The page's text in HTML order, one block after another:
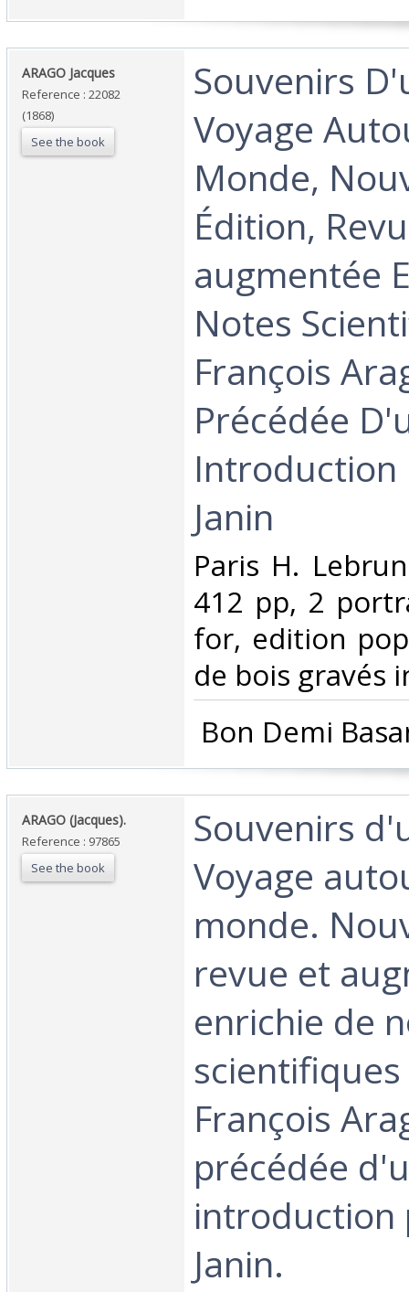
‎ARAGO Jacques‎
Reference : 22082
(1868)
See the book
‎Souvenirs
Voyage
Monde,
Édition,
augmentée
Notes
François
Précédée
Introduction
Janin‎
‎Paris H.
412 pp, 2
for, edition
de bois gravés
Bon Demi
‎ARAGO (Jacques).‎
Reference : 97865
See the book
‎Souvenirs
Voyage
monde.
revue et
enrichie de
François
précédée
introduction
Janin.‎